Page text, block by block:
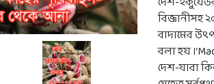
বিজ্ঞানীসহ
বাদামের
বলা হয়
দেশ-যারা